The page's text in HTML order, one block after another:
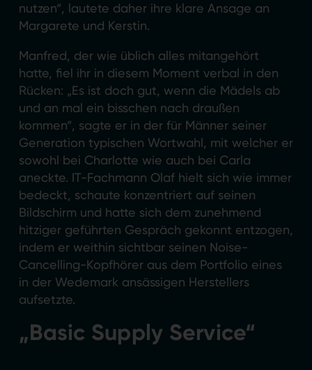
nutzen“, lautete daher ihre klare Ansage an
Margarete und Kerstin.
Manfred, der wie üblich alles mitangehört
hatte, fiel ihr in diesem Moment verbal in den
Rücken: „Es ist doch gut, wenn die Mädels ab
und an mal ein bisschen nach draußen
kommen“, sagte er in der für Männer seiner
Generation typischen Wortwahl, mit welcher er
sowohl bei Charlotte wie auch bei Carla
aneckte. IT-Fachmann Olaf hielt sich wie immer
bedeckt, schaute konzentriert auf seinen
Bildschirm und hatte sich dem zunehmend
hitziger geführten Gespräch gekonnt entzogen,
indem er weithin sichtbar seinen Noise-
Cancelling-Kopfhörer aus dem Portfolio eines
in der Wedemark ansässigen Herstellers
aufsetzte.
„Basic Supply Service“